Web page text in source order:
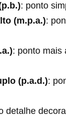
: ponto
(m.p.a.):
: ponto mais
(p.a.d.):
detalhe